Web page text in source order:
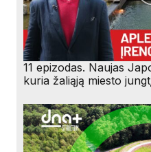
11 epizodas. Naujas
kuria žaliąją miesto